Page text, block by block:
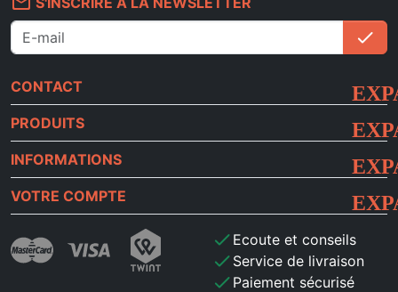
check
CONTACT
PRODUITS
INFORMATIONS
VOTRE COMPTE
check Ecoute et conseils
check Service de livraison
check Paiement sécurisé